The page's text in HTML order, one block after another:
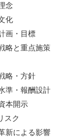
念
化
画・目標
略と重点施策
略・方針
準・報酬設計
本開示
スク
新による影響